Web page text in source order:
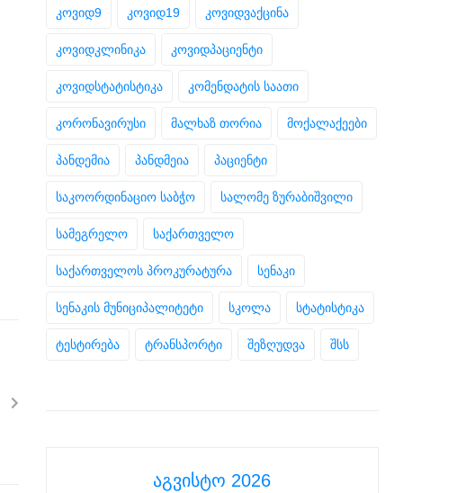
კოვიდ9 კოვიდ19 კოვიდვაქცინა
კოვიდკლინიკა კოვიდპაციენტი
კოვიდსტატისტიკა კომენდატის საათი
კორონავირუსი მალხაზ თორია მოქალაქეები
პანდემია პანდმეია პაციენტი
საკოორდინაციო საბჭო სალომე ზურაბიშვილი
სამეგრელო საქართველო
საქართველოს პროკურატურა სენაკი
სენაკის მუნიციპალიტეტი სკოლა სტატისტიკა
ტესტირება ტრანსპორტი შეზღუდვა შსს
აგვისტო 2026